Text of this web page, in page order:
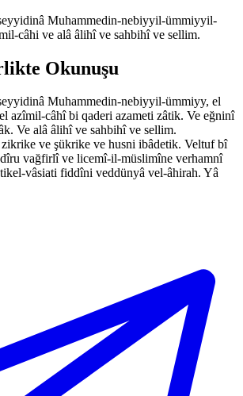
Muhammedin-nebiyyil-ümmiyyil-
câhi ve alâ âlihî ve sahbihî ve sellim.
Okunuşu
Muhammedin-nebiyyil-ümmiyy, el
azîmil-câhî bi qaderi azameti zâtik. Ve eğninî
Ve alâ âlihî ve sahbihî ve sellim.
zikrike ve şükrike ve husni ibâdetik. Veltuf bî
vağfirlî ve licemî-il-müslimîne verhamnî
vâsiati fiddîni veddünyâ vel-âhirah. Yâ